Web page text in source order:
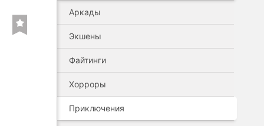
Аркады
Экшены
Файтинги
Хорроры
Приключения